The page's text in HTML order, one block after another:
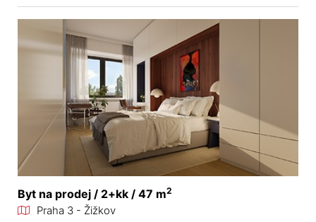
Byt na prodej / 2+kk / 47 m2
Praha 3 - Žižkov